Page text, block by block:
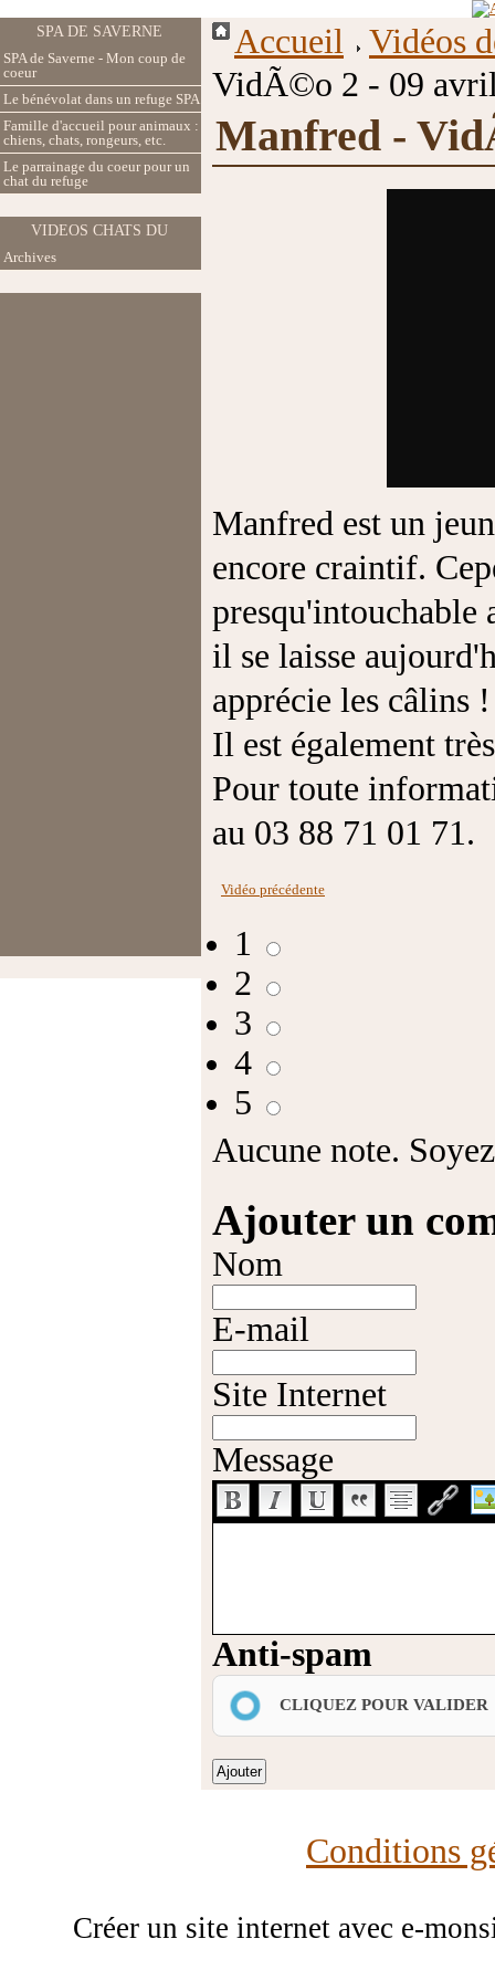
SPA DE SAVERNE
SPA de Saverne - Mon coup de
coeur
Le bénévolat dans un refuge SPA
Famille d'accueil pour animaux :
chiens, chats, rongeurs, etc.
Le parrainage du coeur pour un
chat du refuge
VIDEOS CHATS DU
Archives
Accueil
Vidéos
VidÃ©o 2 - 09
Manfred -
Manfred est un
encore craintif.
presqu'intouchable
il se laisse
apprécie les câlins !
Il est également
Pour toute
au 03 88 71 01 71.
Vidéo précédente
1
2
3
4
5
Aucune note.
Ajouter un
Nom
E-mail
Site Internet
Message
Anti-spam
CLIQUEZ POUR VALIDER
Conditions
Créer un site internet avec e-